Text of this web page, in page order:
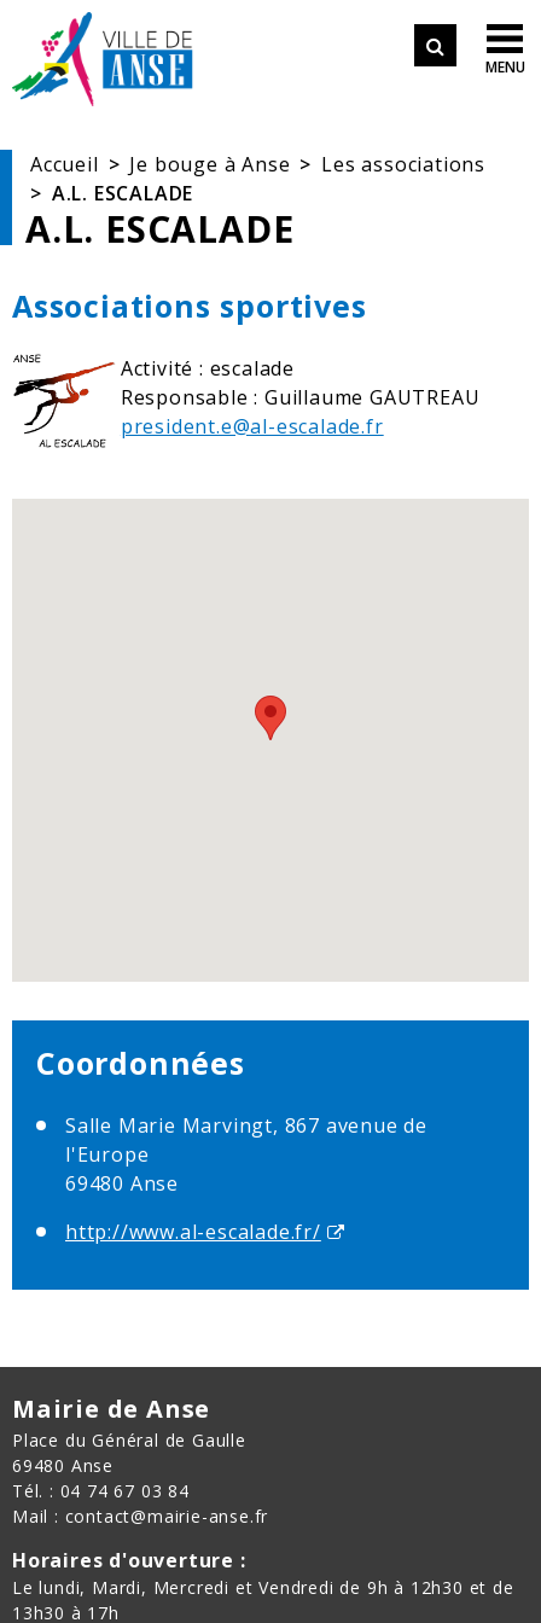
Aller au menu
Aller à la recherche

Formulaire
de
MENU
Accueil Je bouge à Anse
Les associations
A.L. ESCALADE
A.L. ESCALADE
Associations sportives
Activité : escalade
Responsable : Guillaume GAUTREAU
president.e@al-escalade.fr
Coordonnées
Salle Marie Marvingt, 867 avenue de
l'Europe
69480 Anse
http://www.al-escalade.fr/
Mairie de Anse
Place du Général de Gaulle
69480 Anse
Tél. : 04 74 67 03 84
Mail : contact@mairie-anse.fr
Horaires d'ouverture :
Le lundi, Mardi, Mercredi et Vendredi de 9h à 12h30 et de
13h30 à 17h